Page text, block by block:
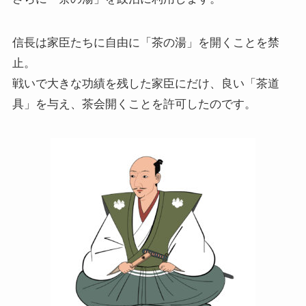
信長は家臣たちに自由に「茶の湯」を開くことを禁
止。
戦いで大きな功績を残した家臣にだけ、良い「茶道
具」を与え、茶会開くことを許可したのです。